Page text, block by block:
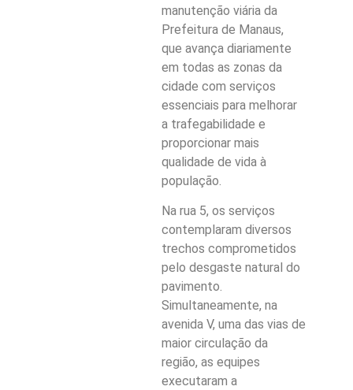
manutenção viária da
Prefeitura de Manaus,
que avança diariamente
em todas as zonas da
cidade com serviços
essenciais para melhorar
a trafegabilidade e
proporcionar mais
qualidade de vida à
população.
Na rua 5, os serviços
contemplaram diversos
trechos comprometidos
pelo desgaste natural do
pavimento.
Simultaneamente, na
avenida V, uma das vias de
maior circulação da
região, as equipes
executaram a